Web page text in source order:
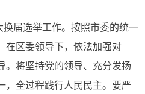
换届选举工作。按照市委的统一
在区委领导下，依法加强对
。将坚持党的领导、充分发扬
，全过程践行人民民主。要严